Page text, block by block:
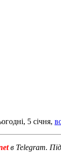
5 січня,
в Telegram.